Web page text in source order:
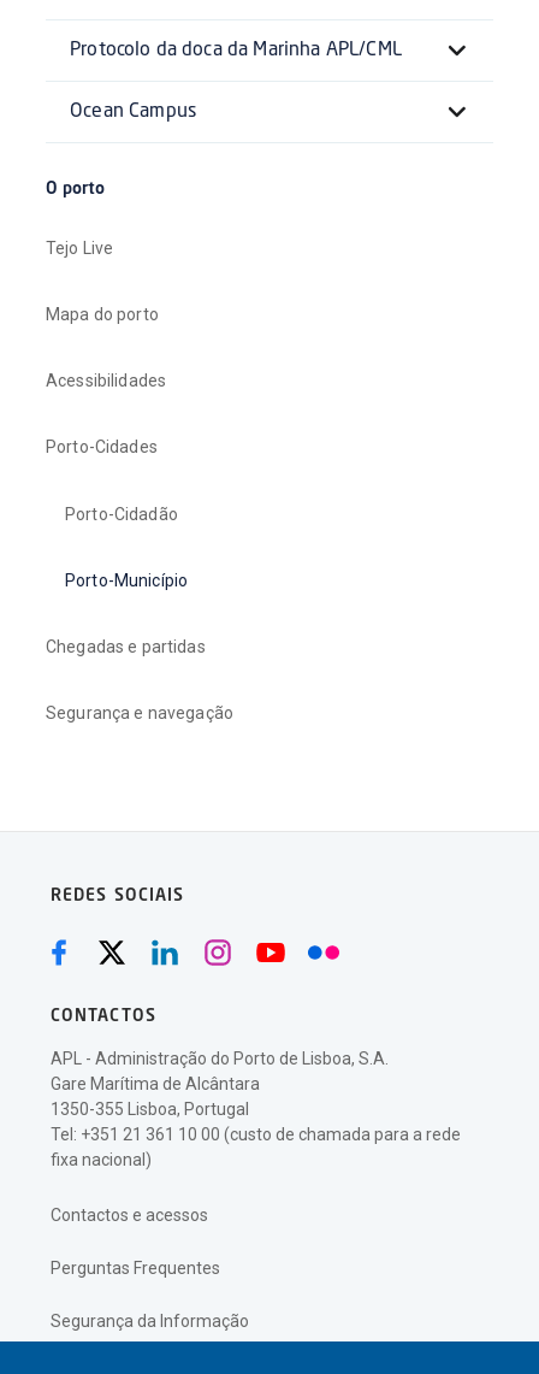
Protocolo da doca da Marinha APL/CML
Ocean Campus
O porto
Tejo Live
Mapa do porto
Acessibilidades
Porto-Cidades
Porto-Cidadão
Porto-Município
Chegadas e partidas
Segurança e navegação
REDES SOCIAIS
CONTACTOS
APL - Administração do Porto de Lisboa, S.A.
Gare Marítima de Alcântara
1350-355 Lisboa, Portugal
Tel: +351 21 361 10 00 (custo de chamada para a rede
fixa nacional)
Contactos e acessos
Perguntas Frequentes
Segurança da Informação